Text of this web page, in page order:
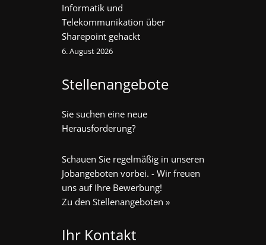
Informatik und
Telekommunikation über
Sharepoint gehackt
6. August 2026
Stellenangebote
Sie suchen eine neue
Herausforderung?
Schauen Sie regelmäßig in unseren
Jobangeboten vorbei. - Wir freuen
uns auf Ihre Bewerbung!
Zu den Stellenangeboten »
Ihr Kontakt